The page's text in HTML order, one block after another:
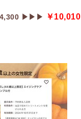
▶︎▶︎▶︎ ￥10,010